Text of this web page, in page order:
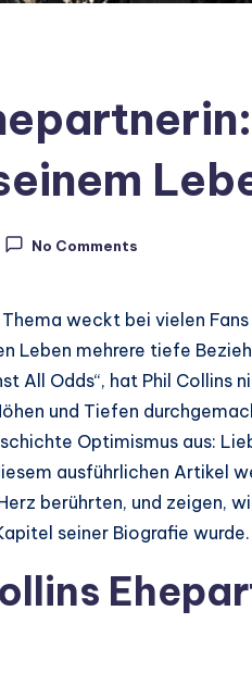
No Comments
weckt bei vielen
Leben mehrere tiefe
All Odds“, hat Phil Collins
und Tiefen
Optimismus aus:
ausführlichen Artikel
berührten, und zeigen,
seiner Biografie wurde.